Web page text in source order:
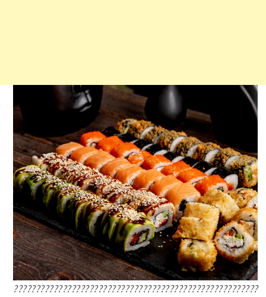
???????????????????????????????????????????????????????